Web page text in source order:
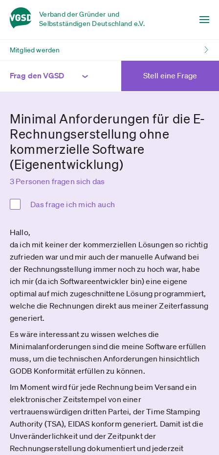
Verband der Gründer und
Selbstständigen Deutschland e.V.
Mitglied werden
Frag den VGSD Stell eine Frage
Minimal Anforderungen für die E-
Rechnungserstellung ohne
kommerzielle Software
(Eigenentwicklung)
3 Personen fragen sich das
Das frage ich mich auch
Hallo,
da ich mit keiner der kommerziellen Lösungen so richtig
zufrieden war und mir auch der manuelle Aufwand bei
der Rechnungsstellung immer noch zu hoch war, habe
ich mir (da ich Softwareentwickler bin) eine eigene
optimal auf mich zugeschnittene Lösung programmiert,
welche die Rechnungen direkt aus meiner Zeiterfassung
generiert.
Es wäre interessant zu wissen welches die
Minimalanforderungen sind die meine Software erfüllen
muss, um die technischen Anforderungen hinsichtlich
GODB Konformität erfüllen zu können.
Im Moment wird für jede Rechnung beim Versand ein
elektronischer Zeitstempel von einer
vertrauenswürdigen dritten Partei, der Time Stamping
Authority (TSA), EIDAS konform generiert. Damit ist die
Unveränderlichkeit und der Zeitpunkt der
Rechnungserstellung dokumentiert und jederzeit